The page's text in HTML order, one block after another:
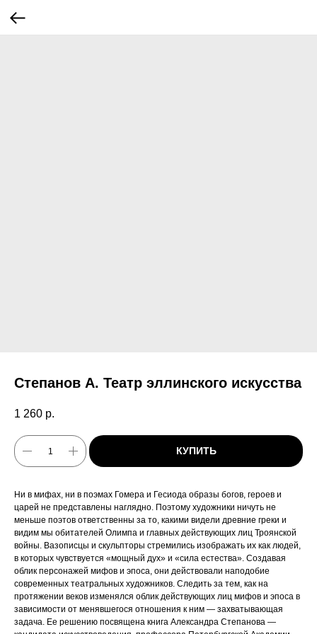
Степанов А. Театр эллинского искусства
1 260 р.
КУПИТЬ
Ни в мифах, ни в поэмах Гомера и Гесиода образы богов, героев и
царей не представлены наглядно. Поэтому художники ничуть не
меньше поэтов ответственны за то, какими видели древние греки и
видим мы обитателей Олимпа и главных действующих лиц Троянской
войны. Вазописцы и скульпторы стремились изображать их как людей,
в которых чувствуется «мощный дух» и «сила естества». Создавая
облик персонажей мифов и эпоса, они действовали наподобие
современных театральных художников. Следить за тем, как на
протяжении веков изменялся облик действующих лиц мифов и эпоса в
зависимости от менявшегося отношения к ним — захватывающая
задача. Ее решению посвящена книга Александра Степанова —